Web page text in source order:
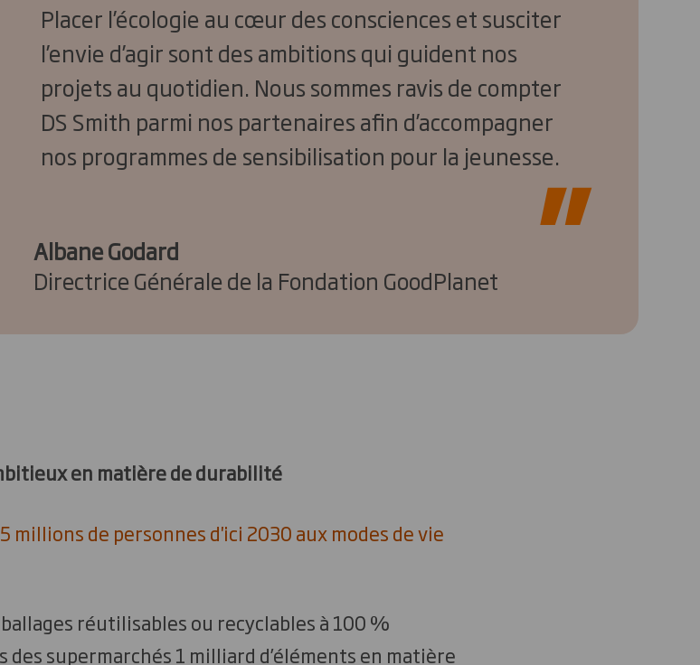
Placer l’écologie au cœur des consciences et susciter
l’envie d’agir sont des ambitions qui guident nos
projets au quotidien. Nous sommes ravis de compter
DS Smith parmi nos partenaires afin d’accompagner
nos programmes de sensibilisation pour la jeunesse.
Albane Godard
Directrice Générale de la Fondation GoodPlanet
en matière de durabilité
millions de personnes d'ici 2030 aux modes de vie
réutilisables ou recyclables à 100 %
des supermarchés 1 milliard d’éléments en matière